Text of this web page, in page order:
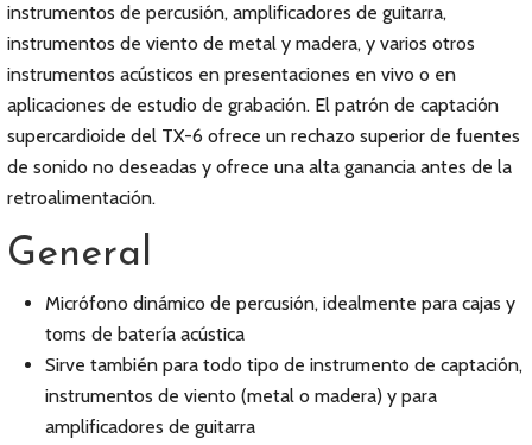
instrumentos de percusión, amplificadores de guitarra,
instrumentos de viento de metal y madera, y varios otros
instrumentos acústicos en presentaciones en vivo o en
aplicaciones de estudio de grabación. El patrón de captación
supercardioide del TX-6 ofrece un rechazo superior de fuentes
de sonido no deseadas y ofrece una alta ganancia antes de la
retroalimentación.
General
Micrófono dinámico de percusión, idealmente para cajas y
toms de batería acústica
Sirve también para todo tipo de instrumento de captación,
instrumentos de viento (metal o madera) y para
amplificadores de guitarra